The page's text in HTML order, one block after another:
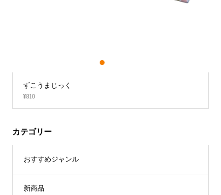
ずこうまじっく
¥810
1
カテゴリー
おすすめジャンル
新商品